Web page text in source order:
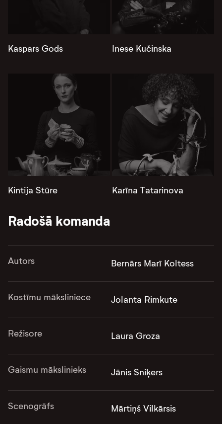
Kaspars Gods Inese Kučinska
Kintija Stūre Karīna Tatarinova
Radošā komanda
Autors Bernārs Marī Koltess
Kostīmu māksliniece Jolanta Rimkute
Režisore Laura Groza
Gaismu mākslinieks Jānis Sniķers
Scenogrāfs Mārtiņš Vilkārsis